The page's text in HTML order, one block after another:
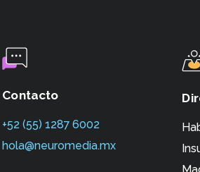
Contacto
+52 (55) 1287 6002‬
hola@neuromedia.mx